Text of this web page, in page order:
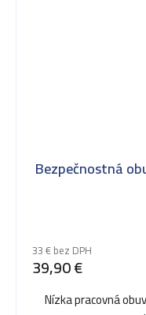
Bezpečnostná
33 € bez DPH
39,90 €
Nízka pracovná